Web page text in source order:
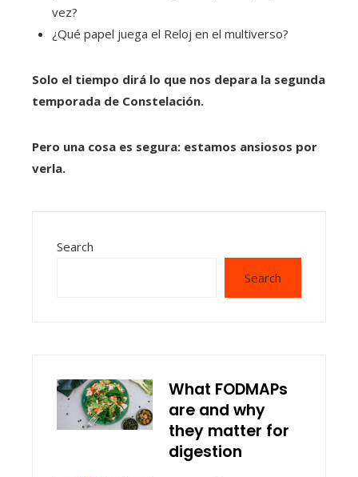
vez?
¿Qué papel juega el Reloj en el multiverso?
Solo el tiempo dirá lo que nos depara la segunda
temporada de Constelación.
Pero una cosa es segura: estamos ansiosos por
verla.
Search
Search
What FODMAPs
are and why
they matter for
digestion